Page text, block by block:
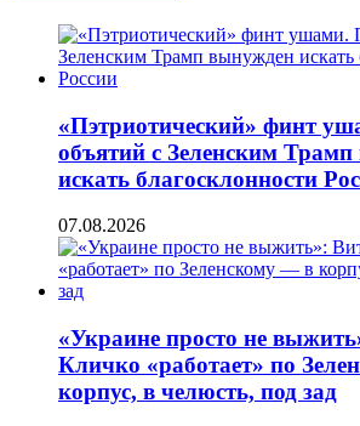
«Пэтриотический» финт
объятий с Зеленским
искать благосклонности
07.08.2026
«Украине просто не
Кличко «работает» по
корпус, в челюсть, под зад